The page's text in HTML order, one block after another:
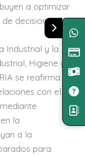
a optimizar
decisiones.
Industrial y la
Higiene y
se reafirma el
con el
la
a la
para